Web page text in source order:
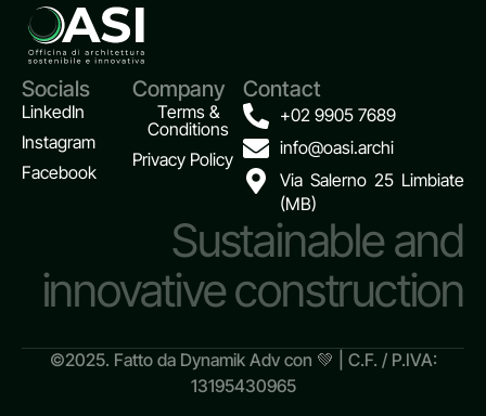
Socials
LinkedIn
Instagram
Facebook
Company
Terms &
Conditions
Privacy Policy
Contact
+02 9905 7689
info@oasi.archi
Via Salerno 25 Limbiate
(MB)
Sustainable and
innovative construction
©2025. Fatto da Dynamik Advcon 💚 | C.F. / P.IVA:
13195430965